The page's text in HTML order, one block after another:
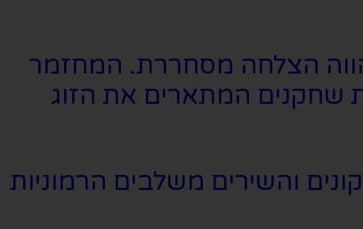
הצלחה מסחררת. המחזמר
היפייפה והצליח להעביר אותו בצורה יצירתית המערבת 3 זוגות שחקנים המתארים את הזוג
והשירים משלבים הרמוניות